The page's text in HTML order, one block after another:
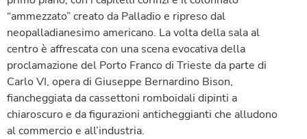
“ammezzato” creato da Palladio e ripreso dal
neopalladianesimo americano. La volta della sala al
centro è affrescata con una scena evocativa della
proclamazione del Porto Franco di Trieste da parte di
Carlo VI, opera di Giuseppe Bernardino Bison,
fiancheggiata da cassettoni romboidali dipinti a
chiaroscuro e da figurazioni anticheggianti che alludono
al commercio e all’industria.